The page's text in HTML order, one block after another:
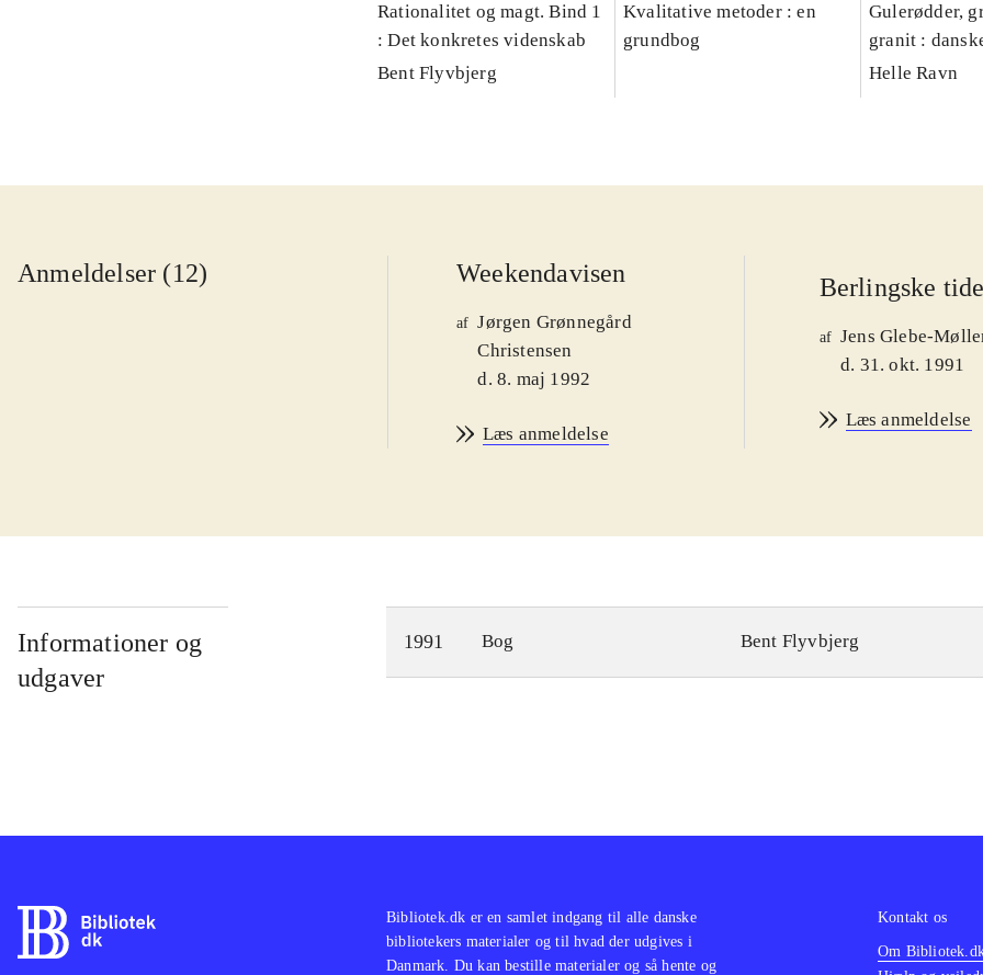
Rationalitet og magt. Bind 1
: Det konkretes videnskab
Bent Flyvbjerg
Kvalitative metoder : en
grundbog
Gulerødder,
granit :
Helle Ravn
Anmeldelser (12) Weekendavisen
af Jørgen Grønnegård
Christensen
d. 8. maj 1992
Læs anmeldelse
Berlingske
af Jens Glebe-
d. 31. okt. 1991
Læs anmeldelse
Informationer og
udgaver
1991 Bog Bent Flyvbjerg
Bibliotek.dk er en samlet indgang til alle danske
bibliotekers materialer og til hvad der udgives i
Danmark. Du kan bestille materialer og så hente og
Kontakt os
Om